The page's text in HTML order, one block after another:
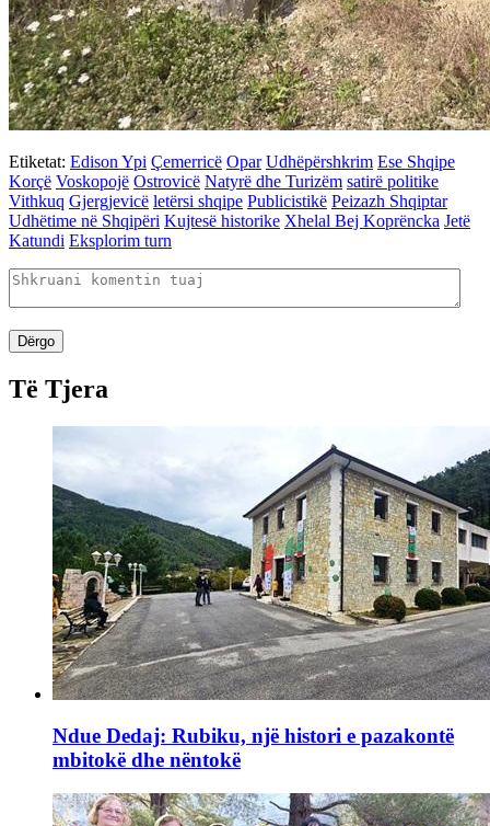
Etiketat: Edison Ypi Çemerricë Opar Udhëpërshkrim Ese Shqipe
Korçë Voskopojë Ostrovicë Natyrë dhe Turizëm satirë politike
Vithkuq Gjergjevicë letërsi shqipe Publicistikë Peizazh Shqiptar
Udhëtime në Shqipëri Kujtesë historike Xhelal Bej Koprëncka Jetë
Katundi Eksplorim turn
Dërgo
Të Tjera
Ndue Dedaj: Rubiku, një histori e pazakontë
mbitokë dhe nëntokë